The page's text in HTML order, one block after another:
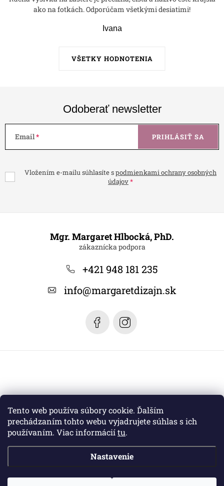
Tento web používa súbory cookie. Ďalším
prechádzaním tohto webu vyjadrujete súhlas s ich
používaním. Viac informáciítu.
Nastavenie
VŠETKY HODNOTENIA
ako na fotkách. Odporúčam všetkými desiatimi!
Ivana
Odoberať newsletter
Email
Vložením e-mailu súhlasíte spodmienkami ochrany osobných
údajov
PRIHLÁSIŤ SA
Mgr. Margaret Hlbocká, PhD.
+421 948 181 235
info@margaretdizajn.sk
Copyright 2026Margaret dizajn. Všetky práva vyhradené.